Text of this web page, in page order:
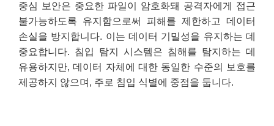
중심 보안은 중요한 파일이 암호화돼 공격자에게 접근
불가능하도록 유지함으로써 피해를 제한하고 데이터
손실을 방지합니다. 이는 데이터 기밀성을 유지하는 데
중요합니다. 침입 탐지 시스템은 침해를 탐지하는 데
유용하지만, 데이터 자체에 대한 동일한 수준의 보호를
제공하지 않으며, 주로 침입 식별에 중점을 둡니다.